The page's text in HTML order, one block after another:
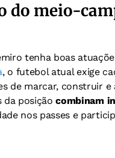
do meio-
tenha boas
, o futebol atual exige
de marcar, construir e
da posiçãocombinam
nos passes e